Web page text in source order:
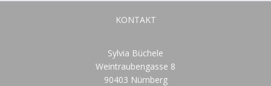
KONTAKT
Sylvia Büchele
Weintraubengasse 8
90403 Nürnberg